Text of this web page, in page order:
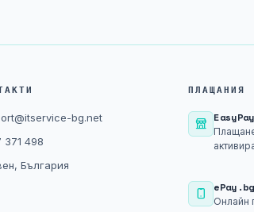
bg.net
371 498
България
ПЛАЩАНИЯ
Онлайн